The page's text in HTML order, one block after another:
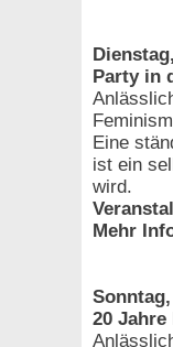
Party in
Eine
ist ein
wird.
Mehr
20